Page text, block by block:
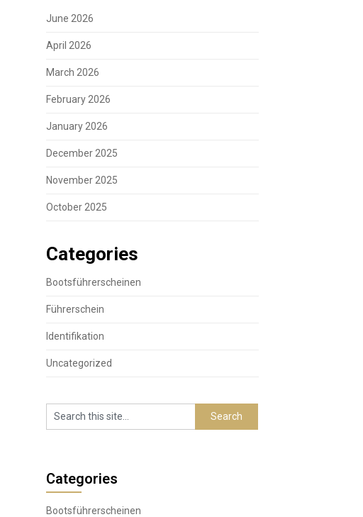
June 2026
April 2026
March 2026
February 2026
January 2026
December 2025
November 2025
October 2025
Categories
Bootsführerscheinen
Führerschein
Identifikation
Uncategorized
Categories
Bootsführerscheinen